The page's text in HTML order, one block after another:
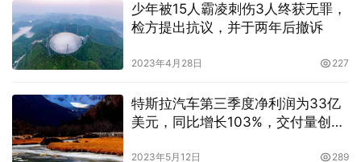
少年被15人霸凌刺伤3人终获无罪，
检方提出抗议，并于两年后撤诉
2023年4月28日 227
特斯拉汽车第三季度净利润为33亿
美元，同比增长103%，交付量创纪
2023年5月12日 289